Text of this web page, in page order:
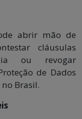
abrir mão de
cláusulas
ou revogar
de Dados
Brasil.